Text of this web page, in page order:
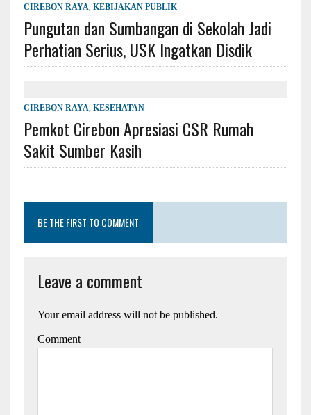
CIREBON RAYA KEBIJAKAN PUBLIK
Pungutan dan Sumbangan di Sekolah Jadi
Perhatian Serius, USK Ingatkan Disdik
CIREBON RAYA KESEHATAN
Pemkot Cirebon Apresiasi CSR Rumah
Sakit Sumber Kasih
BE THE FIRST TO COMMENT
Leave a comment
Your email address will not be published.
Comment